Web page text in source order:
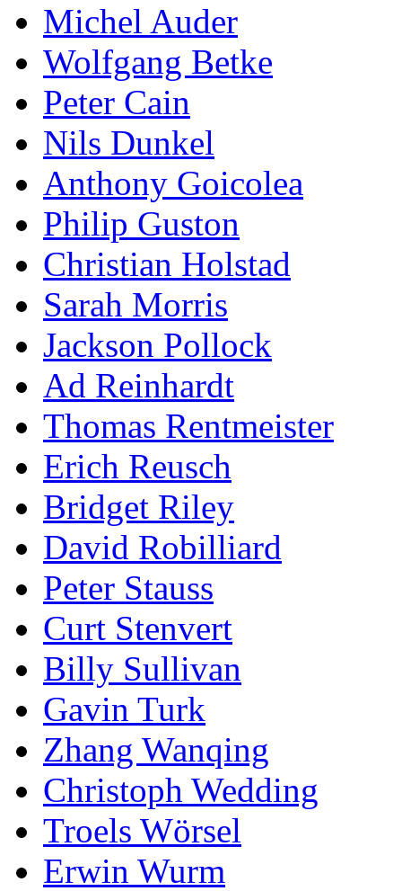
Michel Auder
Wolfgang Betke
Peter Cain
Nils Dunkel
Anthony Goicolea
Philip Guston
Christian Holstad
Sarah Morris
Jackson Pollock
Ad Reinhardt
Thomas Rentmeister
Erich Reusch
Bridget Riley
David Robilliard
Peter Stauss
Curt Stenvert
Billy Sullivan
Gavin Turk
Zhang Wanqing
Christoph Wedding
Troels Wörsel
Erwin Wurm